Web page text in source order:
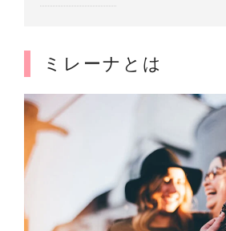
ミレーナとは